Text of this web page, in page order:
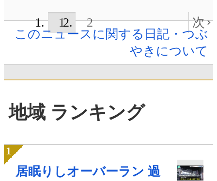
1 2
次
このニュースに関する日記・つぶ
やきについて
地域 ランキング
居眠りしオーバーラン 過